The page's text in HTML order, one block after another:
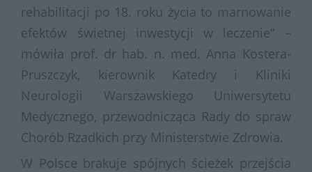
rehabilitacji po 18. roku życia to marnowanie
efektów świetnej inwestycji w leczenie” –
mówiła prof. dr hab. n. med. Anna Kostera-
Pruszczyk, kierownik Katedry i Kliniki
Neurologii Warszawskiego Uniwersytetu
Medycznego, przewodnicząca Rady do spraw
Chorób Rzadkich przy Ministerstwie Zdrowia.
W Polsce brakuje spójnych ścieżek przejścia